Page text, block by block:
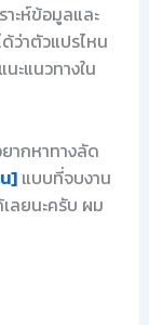
ะห์ข้อมูลและ
ว่าตัวแปรไหน
ะแนวทางใน
ากหาทางลัด
]แบบที่จบงาน
ลยนะครับ ผม